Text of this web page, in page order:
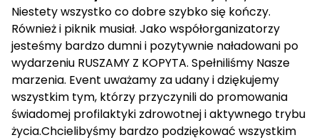
Niestety wszystko co dobre szybko się kończy.
Również i piknik musiał. Jako współorganizatorzy
jesteśmy bardzo dumni i pozytywnie naładowani po
wydarzeniu RUSZAMY Z KOPYTA. Spełniliśmy Nasze
marzenia. Event uważamy za udany i dziękujemy
wszystkim tym, którzy przyczynili do promowania
świadomej profilaktyki zdrowotnej i aktywnego trybu
życia.Chcielibyśmy bardzo podziękować wszystkim